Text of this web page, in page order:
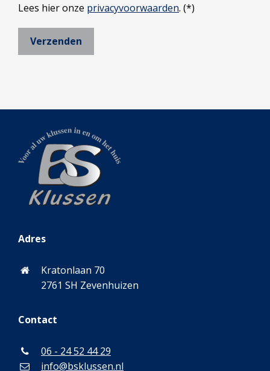
Lees hier onze privacyvoorwaarden. (*)
Adres
Kratonlaan 70
2761 SH Zevenhuizen
Contact
06 - 24 52 44 29
info@bsklussen.nl